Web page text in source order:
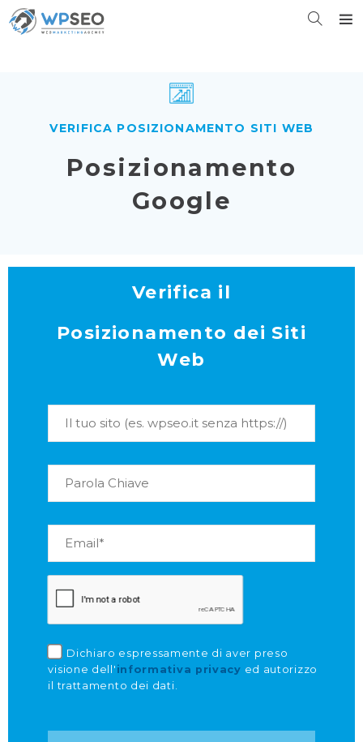
VERIFICA POSIZIONAMENTO SITI WEB
Posizionamento
Google
Verifica il
Posizionamento dei Siti
Web
Dichiaro espressamente di aver preso
visione dell' informativa privacy ed autorizzo
il trattamento dei dati.